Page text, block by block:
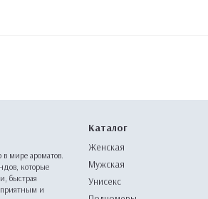
мире ароматов.
которые
быстрая
приятным и
Каталог
Женская
Мужская
Унисекс